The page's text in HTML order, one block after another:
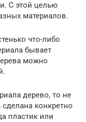
С этой целью
материалов.
что-либо
бывает
можно
дерево, то не
конкретно
пластик или